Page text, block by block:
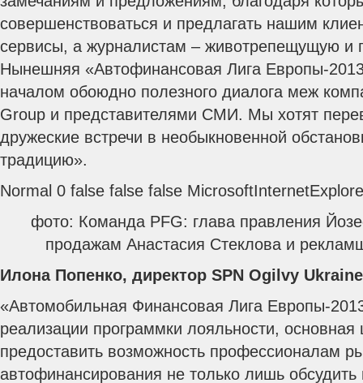
совершенствоваться и предлагать нашим
сервисы, а журналистам – животрепещущую
Нынешняя «Автофинансовая Лига Европы-
началом обоюдно полезного диалога меж
Group и представителями СМИ. Мы хотят
дружеские встречи в необыкновенной
традицию».
Normal 0 false false false
фото: Команда PFG: глава правления
продажам Анастасия Стеклова и
Илона Попенко, директор SPN Ogilvy Ukraine
«Автомобильная Финансовая Лига Европы-
реализации программки лояльности, основная
предоставить возможность профессионалам
автофинансирования не только лишь